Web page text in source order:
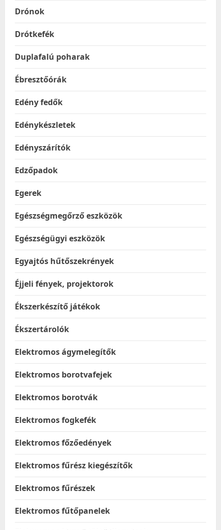
Drónok
Drótkefék
Duplafalú poharak
Ébresztőórák
Edény fedők
Edénykészletek
Edényszárítók
Edzőpadok
Egerek
Egészségmegőrző eszközök
Egészségügyi eszközök
Egyajtós hűtőszekrények
Éjjeli fények, projektorok
Ékszerkészítő játékok
Ékszertárolók
Elektromos ágymelegítők
Elektromos borotvafejek
Elektromos borotvák
Elektromos fogkefék
Elektromos főzőedények
Elektromos fűrész kiegészítők
Elektromos fűrészek
Elektromos fűtőpanelek